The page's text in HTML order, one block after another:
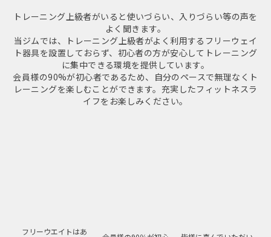
トレーニング上級者がいると使いづらい、入りづらい等の声を
よく聞きます。
当ジムでは、トレーニング上級者がよく利用するフリーウェイ
ト器具を設置しておらず、 初心者の方が安心してトレーニング
に集中できる環境を提供しています。
会員様の90%が初心者であるため、自分のペースで無理なくト
レーニングを楽しむことができます。 充実したフィットネスラ
イフをお楽しみください。
フリーウエイトはあ